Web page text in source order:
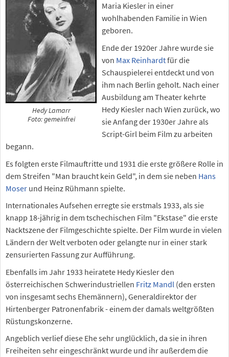
Hedy Lamarr
Foto: gemeinfrei
Maria Kiesler in einer
wohlhabenden Familie in Wien
geboren.
Ende der 1920er Jahre wurde sie
von Max Reinhardtfür die
Schauspielerei entdeckt und von
ihm nach Berlin geholt. Nach einer
Ausbildung am Theater kehrte
Hedy Kiesler nach Wien zurück, wo
sie Anfang der 1930er Jahre als
Script-Girl beim Film zu arbeiten
begann.
Es folgten erste Filmauftritte und 1931 die erste größere Rolle in
dem Streifen "Man braucht kein Geld", in dem sie neben Hans
Moser und Heinz Rühmann spielte.
Internationales Aufsehen erregte sie erstmals 1933, als sie
knapp 18-jährig in dem tschechischen Film "Ekstase" die erste
Nacktszene der Filmgeschichte spielte. Der Film wurde in vielen
Ländern der Welt verboten oder gelangte nur in einer stark
zensurierten Fassung zur Aufführung.
Ebenfalls im Jahr 1933 heiratete Hedy Kiesler den
österreichischen Schwerindustriellen Fritz Mandl (den ersten
von insgesamt sechs Ehemännern), Generaldirektor der
Hirtenberger Patronenfabrik - einem der damals weltgrößten
Rüstungskonzerne.
Angeblich verlief diese Ehe sehr unglücklich, da sie in ihren
Freiheiten sehr eingeschränkt wurde und ihr außerdem die